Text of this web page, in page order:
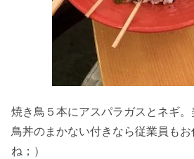
焼き鳥５本にアスパラガスとネギ
鳥丼のまかない付きなら従業員も
ね；）